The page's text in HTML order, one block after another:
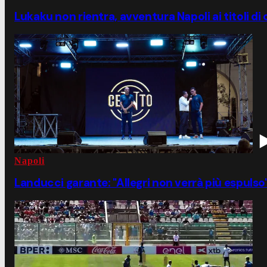
Lukaku non rientra, avventura Napoli ai titoli di
Napoli
Landucci garante: "Allegri non verrà più